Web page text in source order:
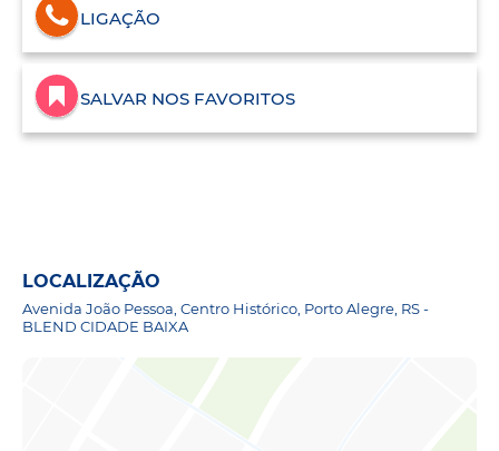
LIGAÇÃO
SALVAR NOS FAVORITOS
LOCALIZAÇÃO
Avenida João Pessoa, Centro Histórico, Porto Alegre, RS -
BLEND CIDADE BAIXA